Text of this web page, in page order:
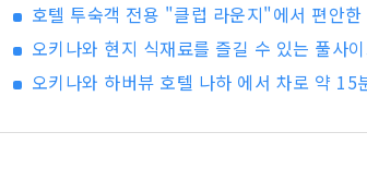
호텔 투숙객 전용 "클럽 라운지"에서 편안
오키나와 현지 식재료를 즐길 수 있는 풀사
오키나와 하버뷰 호텔 나하 에서 차로 약 15